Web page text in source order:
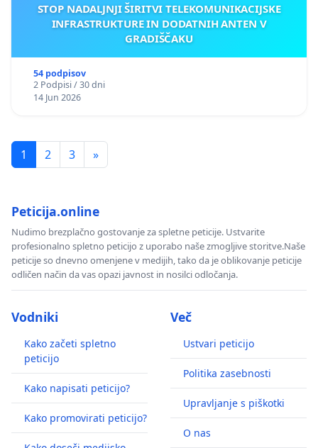
STOP NADALJNJI ŠIRITVI TELEKOMUNIKACIJSKE
INFRASTRUKTURE IN DODATNIH ANTEN V
GRADIŠČAKU
54 podpisov
2 Podpisi / 30 dni
14 Jun 2026
1 2 3 »
Peticija.online
Nudimo brezplačno gostovanje za spletne peticije. Ustvarite
profesionalno spletno peticijo z uporabo naše zmogljive storitve.Naše
peticije so dnevno omenjene v medijih, tako da je oblikovanje peticije
odličen način da vas opazi javnost in nosilci odločanja.
Vodniki
Kako začeti spletno
peticijo
Kako napisati peticijo?
Kako promovirati peticijo?
Več
Ustvari peticijo
Politika zasebnosti
Upravljanje s piškotki
O nas